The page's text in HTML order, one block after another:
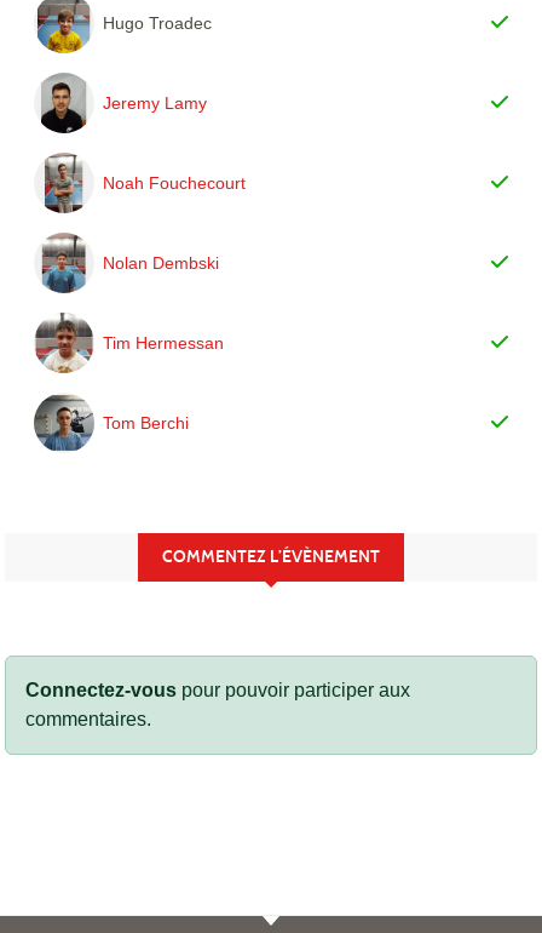
Hugo Troadec
Jeremy Lamy
Noah Fouchecourt
Nolan Dembski
Tim Hermessan
Tom Berchi
COMMENTEZ L’ÉVÈNEMENT
Connectez-vous pour pouvoir participer aux
commentaires.